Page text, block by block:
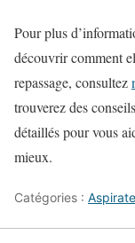
Pour plus
découvrir comment
repassage, consultez
trouverez des
détaillés pour vous
mieux.
Catégories :